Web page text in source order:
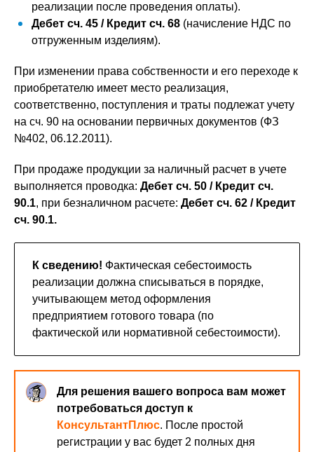
реализации после проведения оплаты).
Дебет сч. 45 / Кредит сч. 68 (начисление НДС по
отгруженным изделиям).
При изменении права собственности и его переходе к
приобретателю имеет место реализация,
соответственно, поступления и траты подлежат учету
на сч. 90 на основании первичных документов (ФЗ
№402, 06.12.2011).
При продаже продукции за наличный расчет в учете
выполняется проводка: Дебет сч. 50 / Кредит сч.
90.1, при безналичном расчете: Дебет сч. 62 / Кредит
сч. 90.1.
К сведению! Фактическая себестоимость
реализации должна списываться в порядке,
учитывающем метод оформления
предприятием готового товара (по
фактической или нормативной себестоимости).
Для решения вашего вопроса вам может
потребоваться доступ к
КонсультантПлюс. После простой
регистрации у вас будет 2 полных дня